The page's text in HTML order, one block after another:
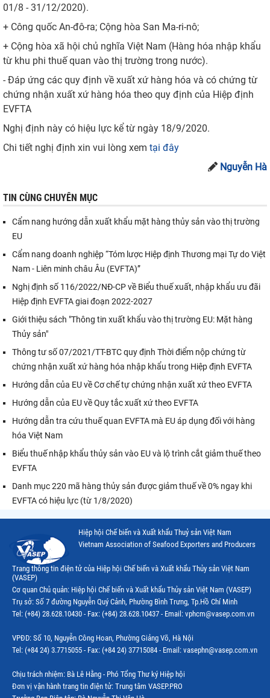
01/8 - 31/12/2020).
+ Công quốc An-đô-ra; Cộng hòa San Ma-ri-nô;
+ Cộng hòa xã hội chủ nghĩa Việt Nam (Hàng hóa nhập khẩu
từ khu phi thuế quan vào thị trường trong nước).
- Đáp ứng các quy định về xuất xứ hàng hóa và có chứng từ
chứng nhận xuất xứ hàng hóa theo quy định của Hiệp định
EVFTA
Nghị định này có hiệu lực kể từ ngày 18/9/2020.
Chi tiết nghị định xin vui lòng xem tại đây
Nguyễn Hà
TIN CÙNG CHUYÊN MỤC
Cẩm nang hướng dẫn xuất khẩu mặt hàng thủy sản vào thị trường
EU
Cẩm nang doanh nghiệp “Tóm lược Hiệp định Thương mại Tự do Việt
Nam - Liên minh châu Âu (EVFTA)”
Nghị định số 116/2022/NĐ-CP về Biểu thuế xuất, nhập khẩu ưu đãi
Hiệp định EVFTA giai đoạn 2022-2027
Giới thiệu sách "Thông tin xuất khẩu vào thị trường EU: Mặt hàng
Thủy sản"
Thông tư số 07/2021/TT-BTC quy định Thời điểm nộp chứng từ
chứng nhận xuất xứ hàng hóa nhập khẩu trong Hiệp định EVFTA
Hướng dẫn của EU về Cơ chế tự chứng nhận xuất xứ theo EVFTA
Hướng dẫn của EU về Quy tắc xuất xứ theo EVFTA
Hướng dẫn tra cứu thuế quan EVFTA mà EU áp dụng đối với hàng
hóa Việt Nam
Biểu thuế nhập khẩu thủy sản vào EU và lộ trình cắt giảm thuế theo
EVFTA
Danh mục 220 mã hàng thủy sản được giảm thuế về 0% ngay khi
EVFTA có hiệu lực (từ 1/8/2020)
Hiệp hội Chế biến và Xuất khẩu Thuỷ sản Việt Nam
Vietnam Association of Seafood Exporters and Producers
Trang thông tin điện tử của Hiệp hội Chế biến và Xuất khẩu Thủy sản Việt Nam
(VASEP)
Cơ quan Chủ quản: Hiệp hội Chế biến và Xuất khẩu Thủy sản Việt Nam (VASEP)
Trụ sở: Số 7 đường Nguyễn Quý Cảnh, Phường Bình Trưng, Tp.Hồ Chí Minh
Tel: (+84) 28.628.10430 - Fax: (+84) 28.628.10437 - Email: vphcm@vasep.com.vn
VPĐD: Số 10, Nguyễn Công Hoan, Phường Giảng Võ, Hà Nội
Tel: (+84 24) 3.7715055 - Fax: (+84 24) 37715084 - Email: vasephn@vasep.com.vn
Chịu trách nhiệm: Bà Lê Hằng - Phó Tổng Thư ký Hiệp hội
Đơn vị vận hành trang tin điện tử: Trung tâm VASEP.PRO